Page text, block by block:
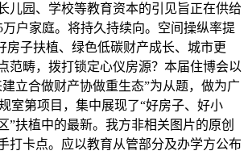
儿园、学校等教育资本的引见旨正在供给
户家庭。将持久持续向。空间操纵率提
房子扶植、绿色低碳财产成长、城市更
范畴，拨打锁定心仪房源？本届住博会以
立合做财产协做重生态”为从题，做为广
室第项目，集中展现了“好房子、好小
”扶植中的最新。我方非相关图片的原创
打卡点。应以教育从管部分及办学方公布